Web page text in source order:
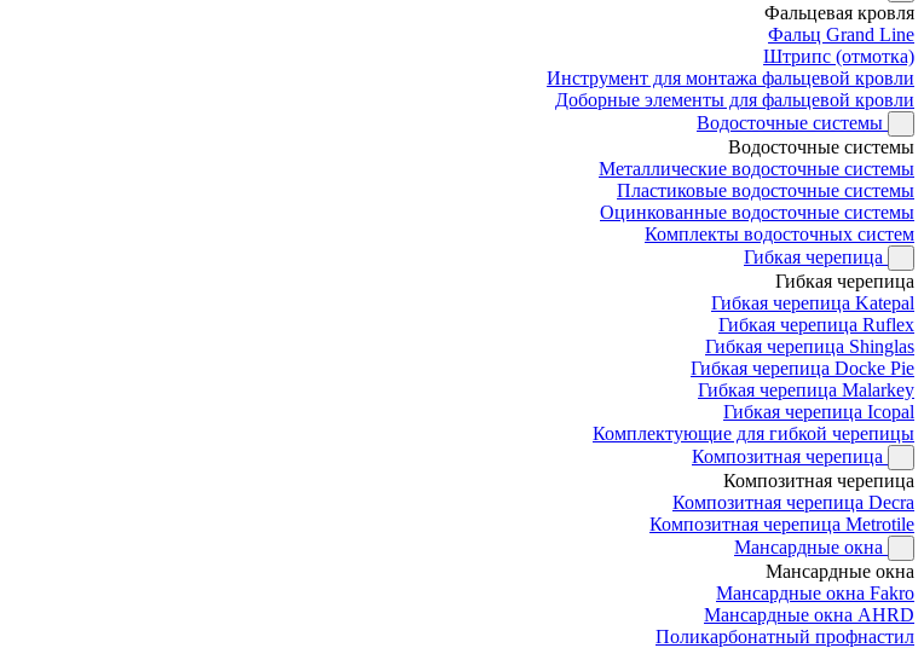
Фальцевая кровля
Фальц Grand Line
Штрипс (отмотка)
Инструмент для монтажа фальцевой кровли
Доборные элементы для фальцевой кровли
Водосточные системы
Водосточные системы
Металлические водосточные системы
Пластиковые водосточные системы
Оцинкованные водосточные системы
Комплекты водосточных систем
Гибкая черепица
Гибкая черепица
Гибкая черепица Katepal
Гибкая черепица Ruflex
Гибкая черепица Shinglas
Гибкая черепица Docke Pie
Гибкая черепица Malarkey
Гибкая черепица Icopal
Комплектующие для гибкой черепицы
Композитная черепица
Композитная черепица
Композитная черепица Decra
Композитная черепица Metrotile
Мансардные окна
Мансардные окна
Мансардные окна Fakro
Мансардные окна AHRD
Поликарбонатный профнастил